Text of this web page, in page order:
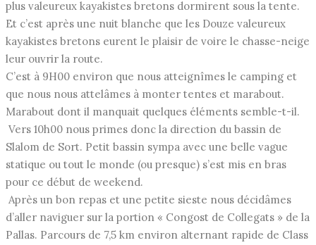
plus valeureux kayakistes bretons dormirent sous la tente.
Et c’est après une nuit blanche que les Douze valeureux
kayakistes bretons eurent le plaisir de voire le chasse-neige
leur ouvrir la route.
C’est à 9H00 environ que nous atteignîmes le camping et
que nous nous attelâmes à monter tentes et marabout.
Marabout dont il manquait quelques éléments semble-t-il.
Vers 10h00 nous primes donc la direction du bassin de
Slalom de Sort. Petit bassin sympa avec une belle vague
statique ou tout le monde (ou presque) s’est mis en bras
pour ce début de weekend.
Après un bon repas et une petite sieste nous décidâmes
d’aller naviguer sur la portion « Congost de Collegats » de la
Pallas. Parcours de 7,5 km environ alternant rapide de Class